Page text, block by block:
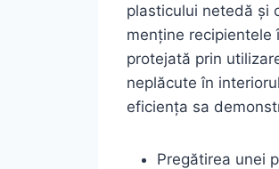
plasticului netedă și
menține recipientele
protejată prin
neplăcute în
eficiența sa
Pregătirea unei